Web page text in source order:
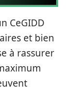
CeGIDD
et bien
à rassurer